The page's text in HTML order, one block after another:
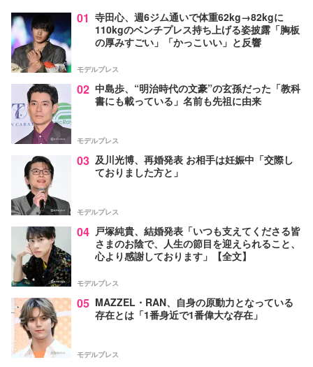
01 寺田心、週6ジム通いで体重62kg→82kgに
110kgのベンチプレス持ち上げる姿披露「胸板
の厚みすごい」「かっこいい」と反響
モデルプレス
02 中島歩、“明治時代の文豪”の玄孫だった「教科
書にも載っている」名前も先祖に由来
モデルプレス
03 及川光博、再婚発表 お相手は妊娠中「交際し
ておりました方と」
モデルプレス
04 戸塚純貴、結婚発表「いつも支えてくださる皆
さまのお陰で、人生の節目を迎えられること、
心より感謝しております」【全文】
モデルプレス
05 MAZZEL・RAN、自身の原動力となっている
存在とは「1番身近で1番偉大な存在」
モデルプレス